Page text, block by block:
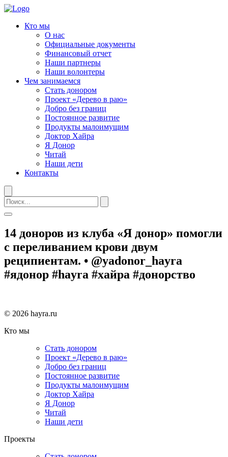
Кто мы
О нас
Официальные документы
Финансовый отчет
Наши партнеры
Наши волонтеры
Чем занимаемся
Стать донором
Проект «Дерево в раю»
Добро без границ
Постоянное развитие
Продукты малоимущим
Доктор Хайра
Я Донор
Читай
Наши дети
Контакты
14 доноров из клуба «Я донор» помогли
с переливанием крови двум
реципиентам. • @yadonor_hayra
#ядонор #hayra #хайра #донорство
© 2026 hayra.ru
Кто мы
Стать донором
Проект «Дерево в раю»
Добро без границ
Постоянное развитие
Продукты малоимущим
Доктор Хайра
Я Донор
Читай
Наши дети
Проекты